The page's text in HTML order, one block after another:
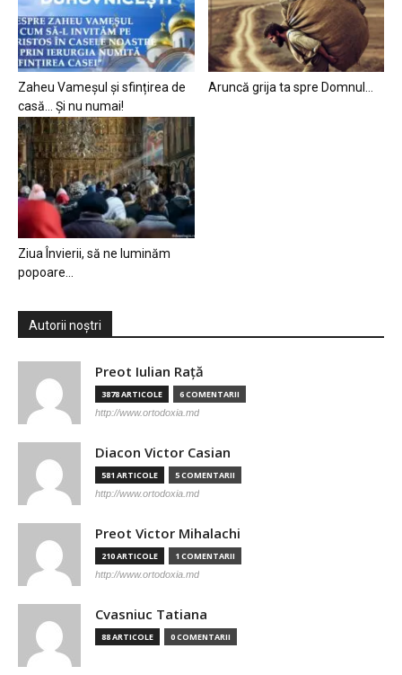
Zaheu Vameșul și sfințirea de
casă… Și nu numai!
Aruncă grija ta spre Domnul…
Ziua Învierii, să ne luminăm
popoare…
Autorii noștri
Preot Iulian Raţă
3878 ARTICOLE 6 COMENTARII
http://www.ortodoxia.md
Diacon Victor Casian
581 ARTICOLE 5 COMENTARII
http://www.ortodoxia.md
Preot Victor Mihalachi
210 ARTICOLE 1 COMENTARII
http://www.ortodoxia.md
Cvasniuc Tatiana
88 ARTICOLE 0 COMENTARII